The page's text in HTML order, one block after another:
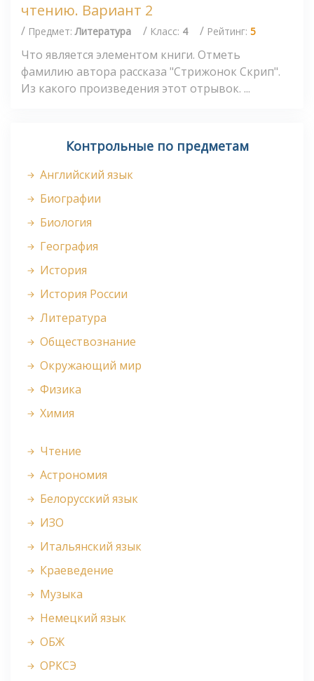
чтению. Вариант 2
/ Предмет:Литература / Класс: 4 / Рейтинг: 5
Что является элементом книги. Отметь
фамилию автора рассказа "Стрижонок Скрип".
Из какого произведения этот отрывок. ...
Контрольные по предметам
Английский язык
Биографии
Биология
География
История
История России
Литература
Обществознание
Окружающий мир
Физика
Химия
Чтение
Астрономия
Белорусский язык
ИЗО
Итальянский язык
Краеведение
Музыка
Немецкий язык
ОБЖ
ОРКСЭ